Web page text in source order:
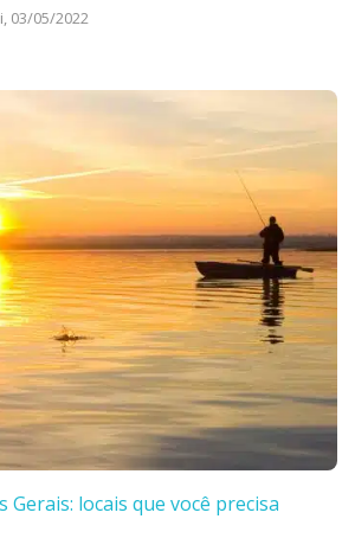
03/05/2022
Gerais: locais que você precisa